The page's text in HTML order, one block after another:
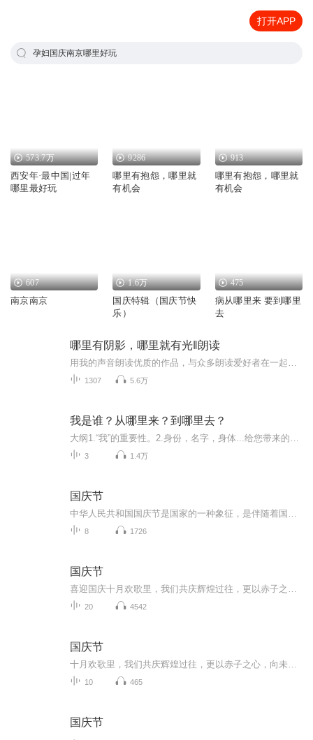
打开APP
孕妇国庆南京哪里好玩
573.7万
西安年·最中国|过年
哪里最好玩
9286
哪里有抱怨，哪里就
有机会
913
哪里有抱怨，哪里就
有机会
607
南京南京
1.6万
国庆特辑（国庆节快
乐）
475
病从哪里来 要到哪里
去
哪里有阴影，哪里就有光‖朗读
1307 5.6万
我是谁？从哪里来？到哪里去？
3 1.4万
国庆节
8 1726
国庆节
20 4542
国庆节
10 465
国庆节